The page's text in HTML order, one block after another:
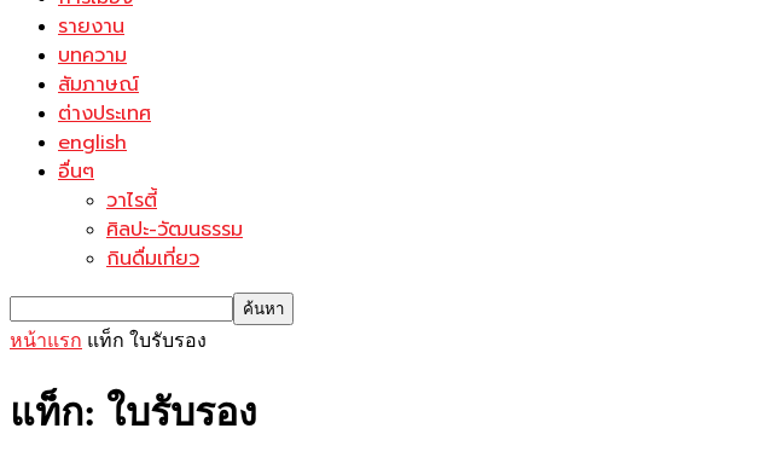
รายงาน
บทความ
สัมภาษณ์
ต่างประเทศ
english
อื่นๆ
วาไรตี้
ศิลปะ-วัฒนธรรม
กินดื่มเที่ยว
หน้าแรก แท็ก ใบรับรอง
แท็ก: ใบรับรอง